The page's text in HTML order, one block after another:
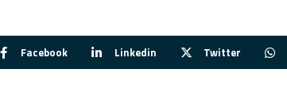
Facebook Linkedin Twitter